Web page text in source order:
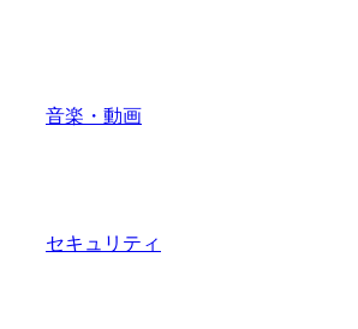
音楽・動画
セキュリティ